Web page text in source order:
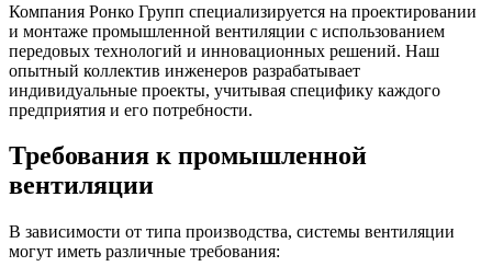
Компания Ронко Групп специализируется на проектировании
и монтаже промышленной вентиляции с использованием
передовых технологий и инновационных решений. Наш
опытный коллектив инженеров разрабатывает
индивидуальные проекты, учитывая специфику каждого
предприятия и его потребности.
Требования к промышленной
вентиляции
В зависимости от типа производства, системы вентиляции
могут иметь различные требования: